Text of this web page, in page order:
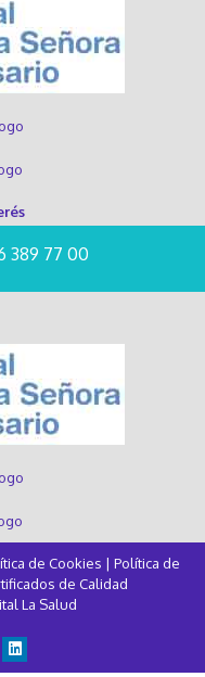
389 77 00
de Cookies | Política de
de Calidad
La Salud